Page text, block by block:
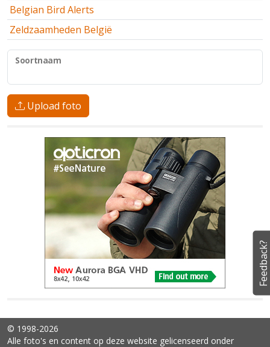
Belgian Bird Alerts
Zeldzaamheden België
Soortnaam
Upload foto
© 1998-2026
Alle foto's en content op deze website gelicenseerd onder
Feedback?